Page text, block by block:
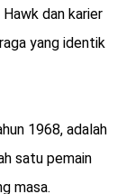
dan karier
yang identik
1968, adalah
satu pemain
masa.